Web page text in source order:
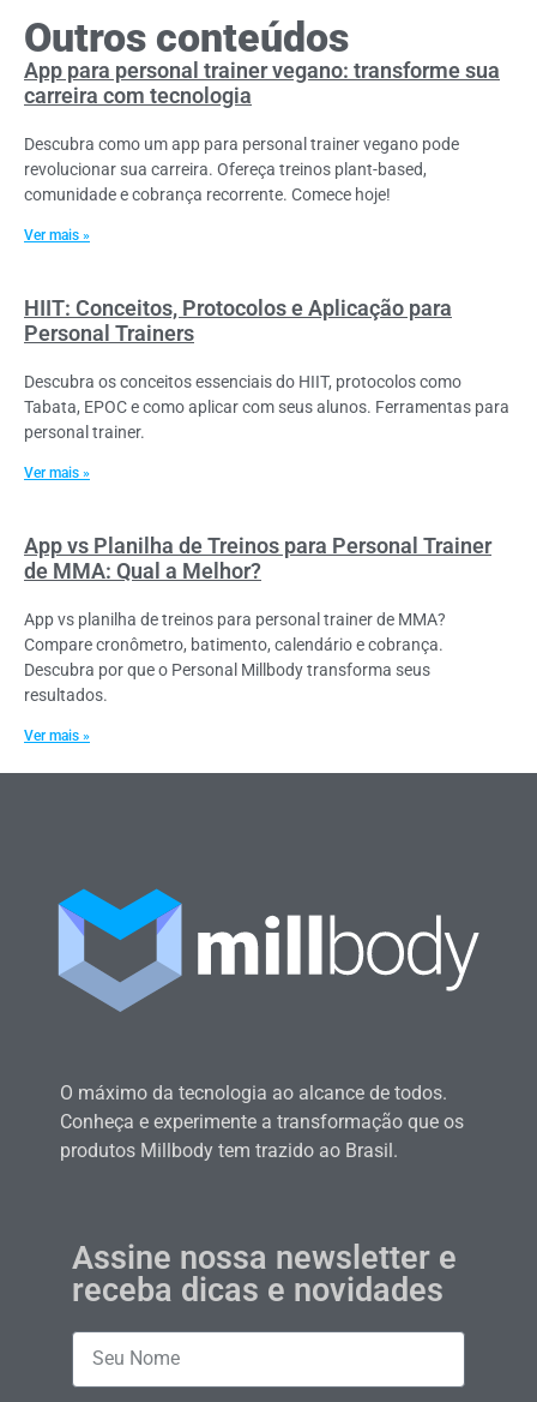
Outros conteúdos
App para personal trainer vegano: transforme sua
carreira com tecnologia
Descubra como um app para personal trainer vegano pode
revolucionar sua carreira. Ofereça treinos plant-based,
comunidade e cobrança recorrente. Comece hoje!
Ver mais »
HIIT: Conceitos, Protocolos e Aplicação para
Personal Trainers
Descubra os conceitos essenciais do HIIT, protocolos como
Tabata, EPOC e como aplicar com seus alunos. Ferramentas para
personal trainer.
Ver mais »
App vs Planilha de Treinos para Personal Trainer
de MMA: Qual a Melhor?
App vs planilha de treinos para personal trainer de MMA?
Compare cronômetro, batimento, calendário e cobrança.
Descubra por que o Personal Millbody transforma seus
resultados.
Ver mais »
O máximo da tecnologia ao alcance de todos.
Conheça e experimente a transformação que os
produtos Millbody tem trazido ao Brasil.
Assine nossa newsletter e
receba dicas e novidades